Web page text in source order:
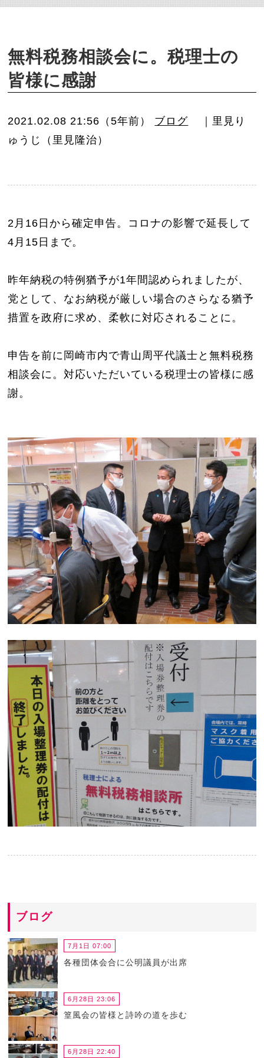
無料税務相談会に。税理士の
皆様に感謝
2021.02.08 21:56（5年前） ブログ
｜里見り
ゅうじ（里見隆治）
2月16日から確定申告。コロナの影響で延長して
4月15日まで。
昨年納税の特例猶予が1年間認められましたが、
党として、なお納税が厳しい場合のさらなる猶予
措置を政府に求め、柔軟に対応されることに。
申告を前に岡崎市内で青山周平代議士と無料税務
相談会に。対応いただいている税理士の皆様に感
謝。
ブログ
7月1日 07:00
各種団体会合に公明議員が出席
6月28日 23:06
篁風会の皆様と詩吟の道を歩む
6月28日 22:40